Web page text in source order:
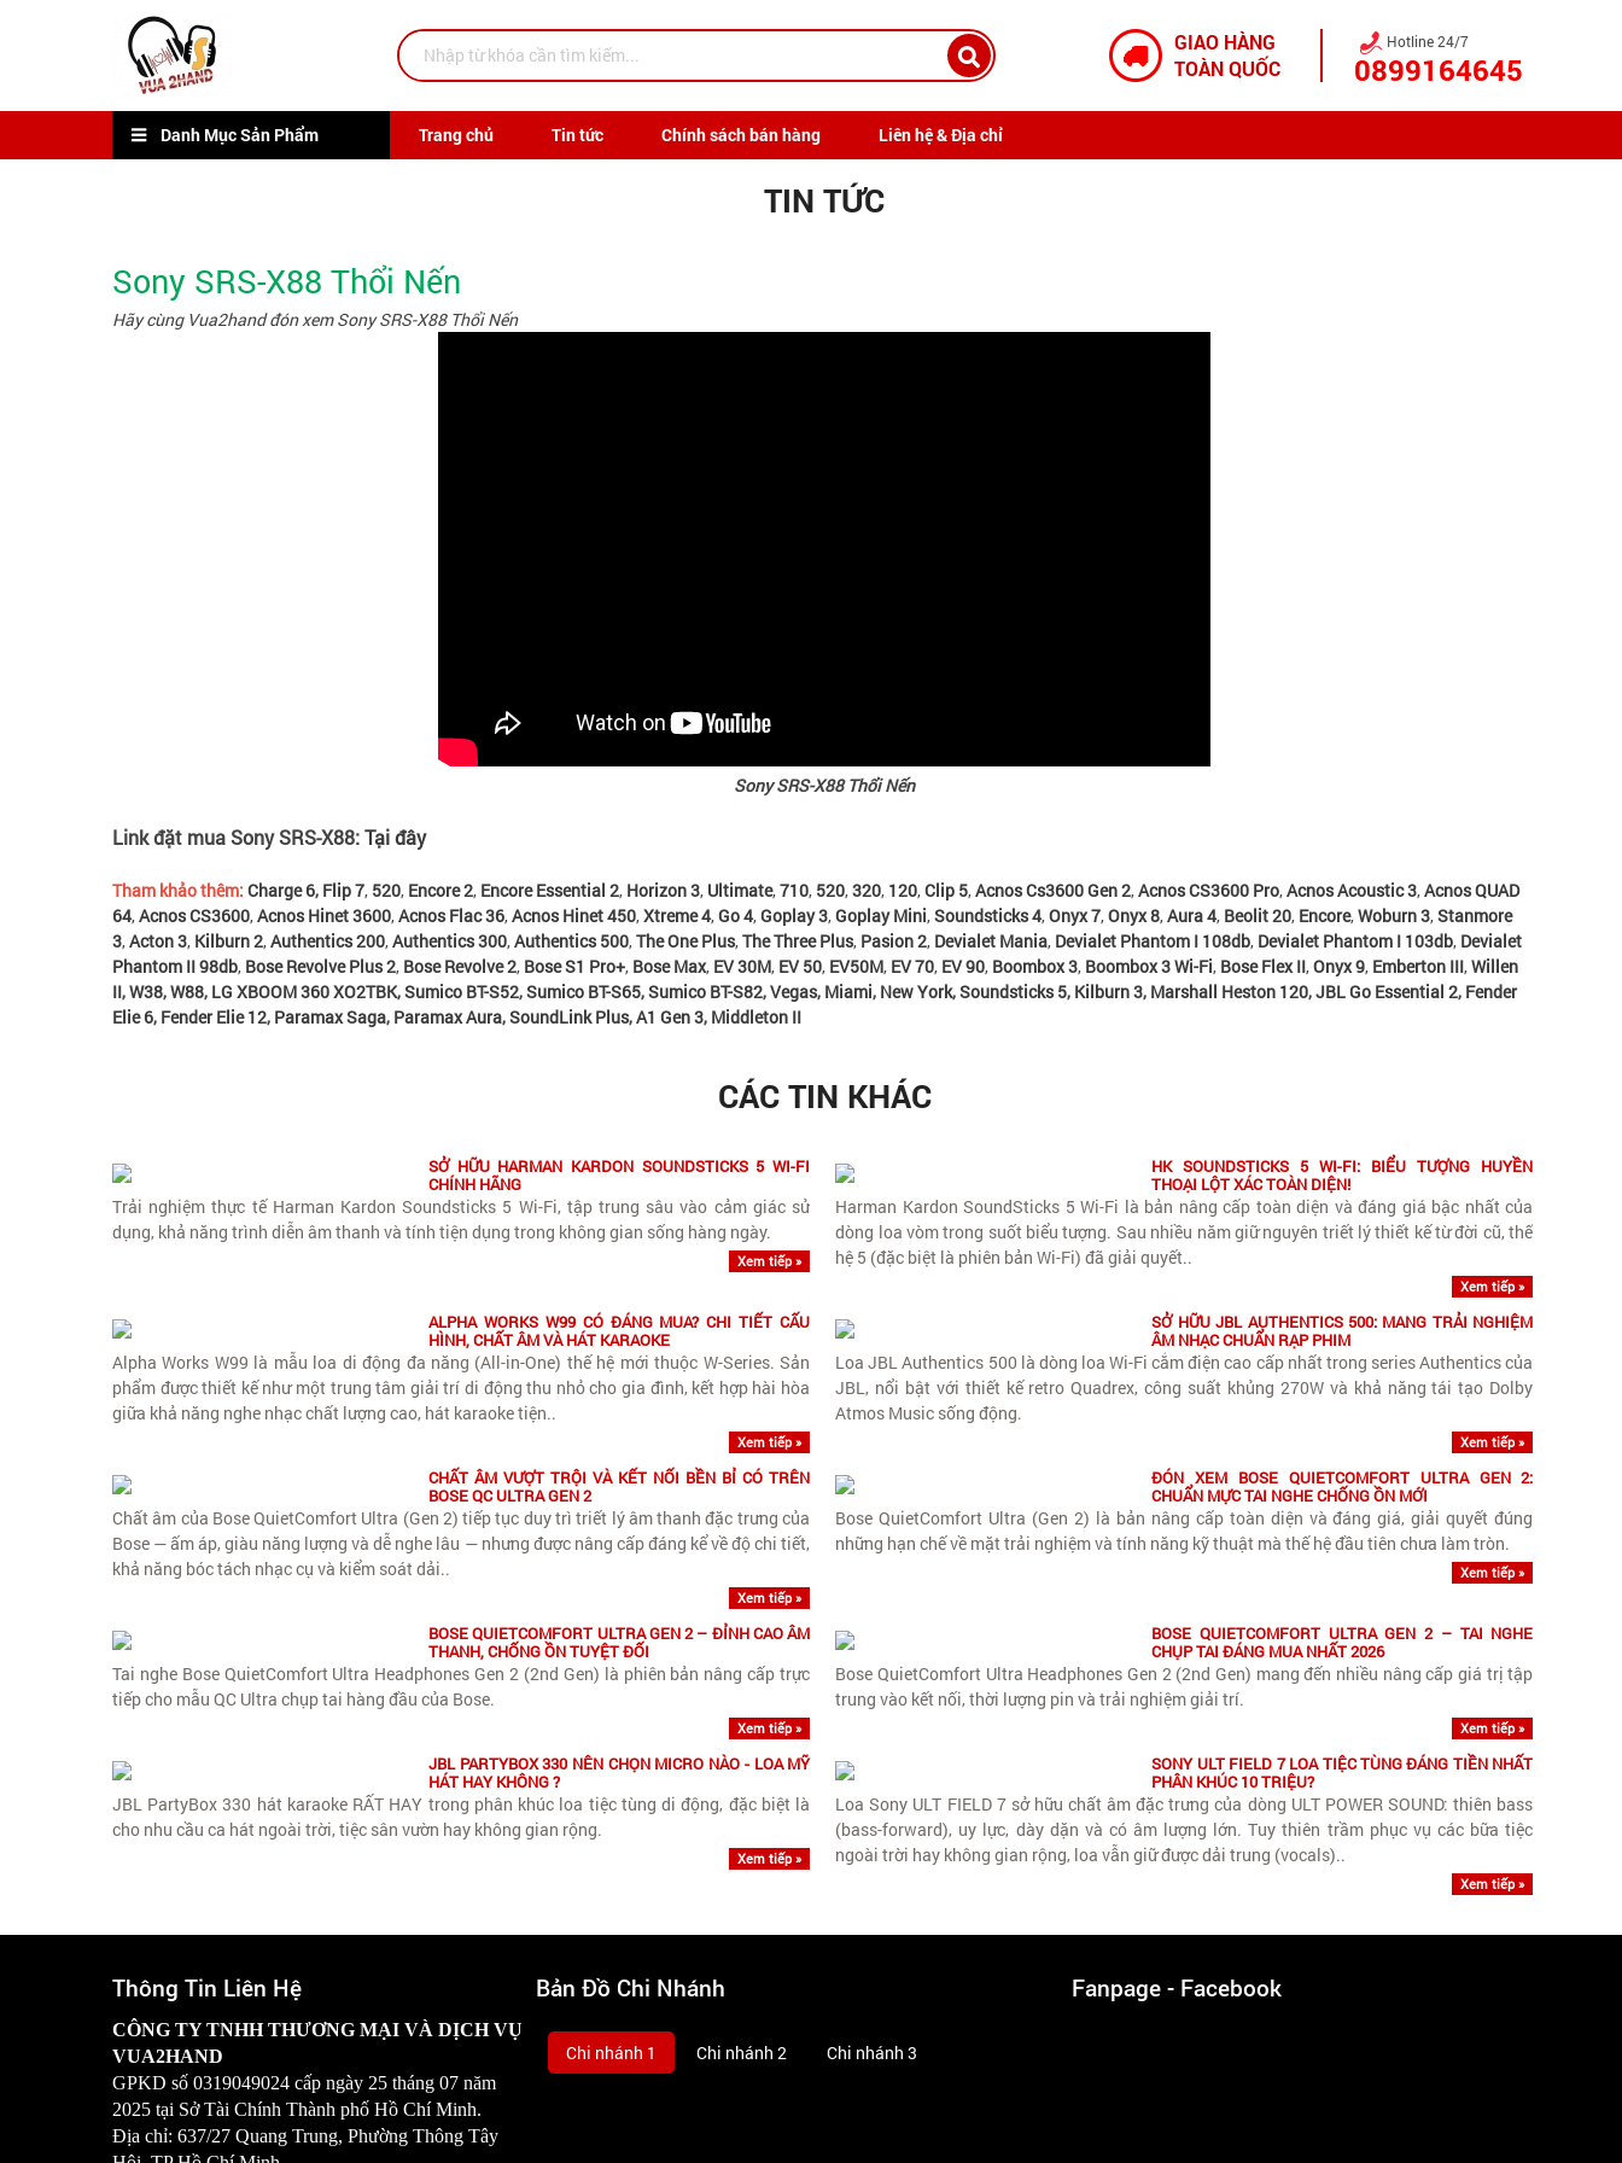
GIAO HÀNG
TOÀN QUỐC
Hotline 24/7
0899164645
Trang chủ Tin tức Chính sách bán hàng Liên hệ & Địa chỉ
Danh Mục Sản Phẩm
TIN TỨC
Sony SRS-X88 Thổi Nến
Hãy cùng Vua2hand đón xem Sony SRS-X88 Thổi Nến
Sony SRS-X88 Thổi Nến
Link đặt mua Sony SRS-X88:Tại đây
Tham khảo thêm: Charge 6, Flip 7, 520, Encore 2, Encore Essential 2, Horizon 3, Ultimate,710, 520,320, 120,Clip 5,Acnos Cs3600 Gen 2,Acnos CS3600 Pro,Acnos Acoustic 3,Acnos QUAD
64,Acnos CS3600,Acnos Hinet 3600,Acnos Flac 36,Acnos Hinet 450,Xtreme 4,Go 4,Goplay 3,Goplay Mini,Soundsticks 4,Onyx 7,Onyx 8,Aura 4, Beolit 20, Encore,Woburn 3,Stanmore
3,Acton 3, Kilburn 2,Authentics 200,Authentics 300,Authentics 500,The One Plus,The Three Plus, Pasion 2, Devialet Mania, Devialet Phantom I 108db, Devialet Phantom I 103db, Devialet
Phantom II 98db, Bose Revolve Plus 2, Bose Revolve 2, Bose S1 Pro+, Bose Max, EV 30M, EV 50, EV50M, EV 70, EV 90, Boombox 3, Boombox 3 Wi-Fi, Bose Flex II,Onyx 9, Emberton III,Willen
II,W38,W88, LG XBOOM 360 XO2TBK,Sumico BT-S52,Sumico BT-S65,Sumico BT-S82,Vegas, Miami, New York,Soundsticks 5, Kilburn 3, Marshall Heston 120,JBL Go Essential 2, Fender
Elie 6, Fender Elie 12, Paramax Saga, Paramax Aura,SoundLink Plus,A1 Gen 3, Middleton II
CÁC TIN KHÁC
SỞ HỮU HARMAN KARDON SOUNDSTICKS 5 WI-FI
CHÍNH HÃNG
Trải nghiệm thực tế Harman Kardon Soundsticks 5 Wi-Fi, tập trung sâu vào cảm giác sử
dụng, khả năng trình diễn âm thanh và tính tiện dụng trong không gian sống hàng ngày.
Xem tiếp »
HK SOUNDSTICKS 5 WI-FI: BIỂU TƯỢNG HUYỀN
THOẠI LỘT XÁC TOÀN DIỆN!
Harman Kardon SoundSticks 5 Wi-Fi là bản nâng cấp toàn diện và đáng giá bậc nhất của
dòng loa vòm trong suốt biểu tượng. Sau nhiều năm giữ nguyên triết lý thiết kế từ đời cũ, thế
hệ 5 (đặc biệt là phiên bản Wi-Fi) đã giải quyết..
Xem tiếp »
ALPHA WORKS W99 CÓ ĐÁNG MUA? CHI TIẾT CẤU
HÌNH, CHẤT ÂM VÀ HÁT KARAOKE
Alpha Works W99 là mẫu loa di động đa năng (All-in-One) thế hệ mới thuộc W-Series. Sản
phẩm được thiết kế như một trung tâm giải trí di động thu nhỏ cho gia đình, kết hợp hài hòa
giữa khả năng nghe nhạc chất lượng cao, hát karaoke tiện..
Xem tiếp »
SỞ HỮU JBL AUTHENTICS 500: MANG TRẢI NGHIỆM
ÂM NHẠC CHUẨN RẠP PHIM
Loa JBL Authentics 500 là dòng loa Wi-Fi cắm điện cao cấp nhất trong series Authentics của
JBL, nổi bật với thiết kế retro Quadrex, công suất khủng 270W và khả năng tái tạo Dolby
Atmos Music sống động.
Xem tiếp »
CHẤT ÂM VƯỢT TRỘI VÀ KẾT NỐI BỀN BỈ CÓ TRÊN
BOSE QC ULTRA GEN 2
Chất âm của Bose QuietComfort Ultra (Gen 2) tiếp tục duy trì triết lý âm thanh đặc trưng của
Bose — ấm áp, giàu năng lượng và dễ nghe lâu — nhưng được nâng cấp đáng kể về độ chi tiết,
khả năng bóc tách nhạc cụ và kiểm soát dải..
Xem tiếp »
ĐÓN XEM BOSE QUIETCOMFORT ULTRA GEN 2:
CHUẨN MỰC TAI NGHE CHỐNG ỒN MỚI
Bose QuietComfort Ultra (Gen 2) là bản nâng cấp toàn diện và đáng giá, giải quyết đúng
những hạn chế về mặt trải nghiệm và tính năng kỹ thuật mà thế hệ đầu tiên chưa làm tròn.
Xem tiếp »
BOSE QUIETCOMFORT ULTRA GEN 2 – ĐỈNH CAO ÂM
THANH, CHỐNG ỒN TUYỆT ĐỐI
Tai nghe Bose QuietComfort Ultra Headphones Gen 2 (2nd Gen) là phiên bản nâng cấp trực
tiếp cho mẫu QC Ultra chụp tai hàng đầu của Bose.
Xem tiếp »
BOSE QUIETCOMFORT ULTRA GEN 2 – TAI NGHE
CHỤP TAI ĐÁNG MUA NHẤT 2026
Bose QuietComfort Ultra Headphones Gen 2 (2nd Gen) mang đến nhiều nâng cấp giá trị tập
trung vào kết nối, thời lượng pin và trải nghiệm giải trí.
Xem tiếp »
JBL PARTYBOX 330 NÊN CHỌN MICRO NÀO - LOA MỸ
HÁT HAY KHÔNG ?
JBL PartyBox 330 hát karaoke RẤT HAY trong phân khúc loa tiệc tùng di động, đặc biệt là
cho nhu cầu ca hát ngoài trời, tiệc sân vườn hay không gian rộng.
Xem tiếp »
SONY ULT FIELD 7 LOA TIỆC TÙNG ĐÁNG TIỀN NHẤT
PHÂN KHÚC 10 TRIỆU?
Loa Sony ULT FIELD 7 sở hữu chất âm đặc trưng của dòng ULT POWER SOUND: thiên bass
(bass-forward), uy lực, dày dặn và có âm lượng lớn. Tuy thiên trầm phục vụ các bữa tiệc
ngoài trời hay không gian rộng, loa vẫn giữ được dải trung (vocals)..
Xem tiếp »
Thông Tin Liên Hệ
CÔNG TY TNHH THƯƠNG MẠI VÀ DỊCH VỤ
VUA2HAND
GPKD số 0319049024 cấp ngày 25 tháng 07 năm
2025 tại Sở Tài Chính Thành phố Hồ Chí Minh.
Địa chỉ: 637/27 Quang Trung, Phường Thông Tây
Bản Đồ Chi Nhánh
Chi nhánh 1 Chi nhánh 2 Chi nhánh 3
Fanpage - Facebook